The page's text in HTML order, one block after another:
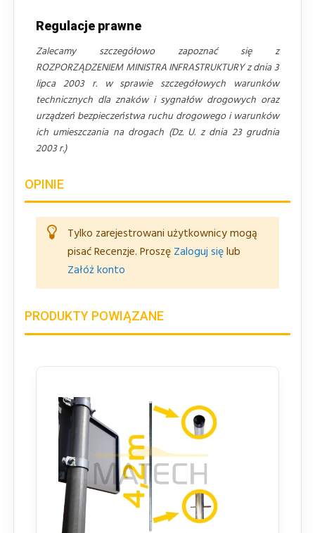
Regulacje prawne
Zalecamy szczegółowo zapoznać się z
ROZPORZĄDZENIEM MINISTRA INFRASTRUKTURY z dnia 3
lipca 2003 r. w sprawie szczegółowych warunków
technicznych dla znaków i sygnałów drogowych oraz
urządzeń bezpieczeństwa ruchu drogowego i warunków
ich umieszczania na drogach (Dz. U. z dnia 23 grudnia
2003 r.)
OPINIE
Tylko zarejestrowani użytkownicy mogą
pisać Recenzje. Proszę Zaloguj sięlub
Załóż konto
PRODUKTY POWIĄZANE